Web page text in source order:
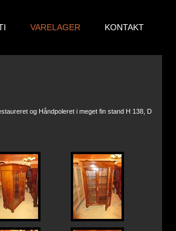
VARELAGER KONTAKT
og Håndpoleret i meget fin stand H 138, D